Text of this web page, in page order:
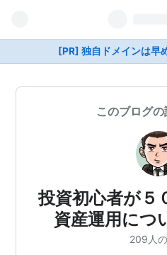
[PR] 独自ドメインは早
このブログ
投資初心者が５
資産運用につ
209人